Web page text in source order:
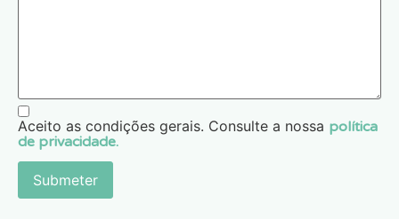
Aceito as condições gerais. Consulte a nossa política
de privacidade.
Submeter